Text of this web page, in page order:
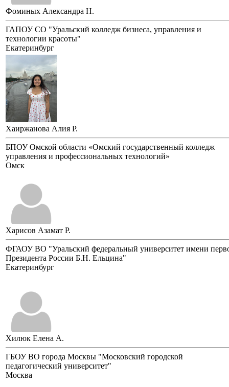
Фоминых Александра Н.
ГАПОУ СО "Уральский колледж бизнеса, управления и
технологии красоты"
Екатеринбург
Хаиржанова Алия Р.
БПОУ Омской области «Омский государственный колледж
управления и профессиональных технологий»
Омск
Харисов Азамат Р.
ФГАОУ ВО "Уральский федеральный университет имени
Президента России Б.Н. Ельцина"
Екатеринбург
Хилюк Елена А.
ГБОУ ВО города Москвы "Московский городской
педагогический университет"
Москва